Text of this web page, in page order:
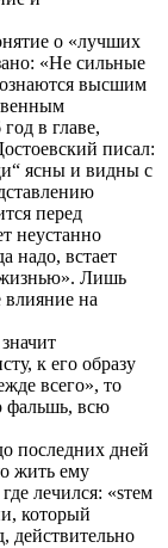
о «лучших
«Не сильные
высшим
в главе,
писал:
ясны и видны с
перед
неустанно
надо, встает
жизнью». Лишь
влияние на
к его образу
всего», то
фальшь, всю
последних дней
жить ему
лечился: «ѕтем
который
действительно